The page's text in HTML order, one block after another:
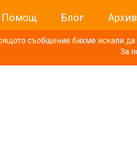
Помощ Блог Архив
съобщение бихме искали
За